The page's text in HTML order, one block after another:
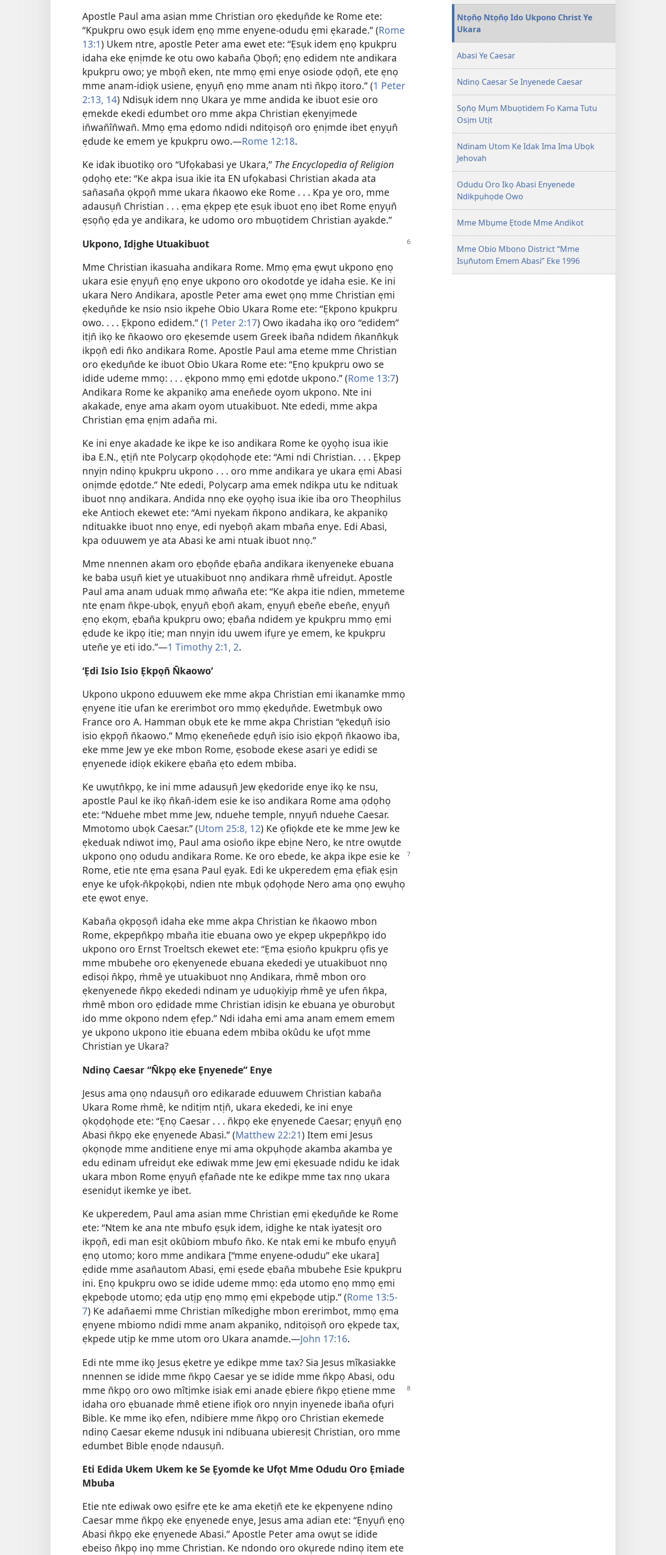
Apostle Paul ama asian mme Christian oro ẹkedụn̄de ke Rome ete:
“Kpukpru owo ẹsụk idem ẹnọ mme enyene-odudu ẹmi ẹkarade.” (Rome
13:1) Ukem ntre, apostle Peter ama ewet ete: “Ẹsụk idem ẹnọ kpukpru
idaha eke ẹnịmde ke otu owo kaban̄a Ọbọn̄; ẹnọ edidem nte andikara
kpukpru owo; ye mbọn̄ eken, nte mmọ ẹmi enye osiode ọdọn̄, ete ẹnọ
mme anam-idiọk usiene, ẹnyụn̄ ẹnọ mme anam nti n̄kpọ itoro.” (1 Peter
2:13, 14) Ndisụk idem nnọ Ukara ye mme andida ke ibuot esie oro
ẹmekde ekedi edumbet oro mme akpa Christian ẹkenyịmede
in̄wan̄în̄wan̄. Mmọ ẹma ẹdomo ndidi nditọisọn̄ oro ẹnịmde ibet ẹnyụn̄
ẹdude ke emem ye kpukpru owo.—Rome 12:18.
Ke idak ibuotikọ oro “Ufọkabasi ye Ukara,” The Encyclopedia of Religion
ọdọhọ ete: “Ke akpa isua ikie ita EN ufọkabasi Christian akada ata
san̄asan̄a ọkpọn̄ mme ukara n̄kaowo eke Rome . . . Kpa ye oro, mme
adausụn̄ Christian . . . ẹma ẹkpep ẹte ẹsụk ibuot ẹnọ ibet Rome ẹnyụn̄
ẹsọn̄ọ ẹda ye andikara, ke udomo oro mbuọtidem Christian ayakde.”
Ukpono, Idịghe Utuakibuot
Mme Christian ikasuaha andikara Rome. Mmọ ẹma ẹwụt ukpono ẹnọ
ukara esie ẹnyụn̄ ẹnọ enye ukpono oro okodotde ye idaha esie. Ke ini
ukara Nero Andikara, apostle Peter ama ewet ọnọ mme Christian ẹmi
ẹkedụn̄de ke nsio nsio ikpehe Obio Ukara Rome ete: “Ẹkpono kpukpru
owo. . . . Ẹkpono edidem.” (1 Peter 2:17) Owo ikadaha ikọ oro “edidem”
itịn̄ ikọ ke n̄kaowo oro ẹkesemde usem Greek iban̄a ndidem n̄kann̄kụk
ikpọn̄ edi n̄ko andikara Rome. Apostle Paul ama eteme mme Christian
oro ẹkedụn̄de ke ibuot Obio Ukara Rome ete: “Ẹnọ kpukpru owo se
idide udeme mmọ: . . . ẹkpono mmọ ẹmi ẹdotde ukpono.” (Rome 13:7)
Andikara Rome ke akpanikọ ama enen̄ede oyom ukpono. Nte ini
akakade, enye ama akam oyom utuakibuot. Nte ededi, mme akpa
Christian ẹma ẹnịm adan̄a mi.
Ke ini enye akadade ke ikpe ke iso andikara Rome ke ọyọhọ isua ikie
iba E.N., ẹtịn̄ nte Polycarp ọkọdọhọde ete: “Ami ndi Christian. . . . Ẹkpep
nnyịn ndinọ kpukpru ukpono . . . oro mme andikara ye ukara ẹmi Abasi
onịmde ẹdotde.” Nte ededi, Polycarp ama emek ndikpa utu ke ndituak
ibuot nnọ andikara. Andida nnọ eke ọyọhọ isua ikie iba oro Theophilus
eke Antioch ekewet ete: “Ami nyekam n̄kpono andikara, ke akpanikọ
ndituakke ibuot nnọ enye, edi nyebọn̄ akam mban̄a enye. Edi Abasi,
kpa oduuwem ye ata Abasi ke ami ntuak ibuot nnọ.”
Mme nnennen akam oro ẹbọn̄de ẹban̄a andikara ikenyeneke ebuana
ke baba usụn̄ kiet ye utuakibuot nnọ andikara m̀mê ufreidụt. Apostle
Paul ama anam uduak mmọ an̄wan̄a ete: “Ke akpa itie ndien, mmeteme
nte ẹnam n̄kpe-ubọk, ẹnyụn̄ ẹbọn̄ akam, ẹnyụn̄ ẹben̄e eben̄e, ẹnyụn̄
ẹnọ ekọm, ẹban̄a kpukpru owo; ẹban̄a ndidem ye kpukpru mmọ ẹmi
ẹdude ke ikpọ itie; man nnyịn idu uwem ifụre ye emem, ke kpukpru
uten̄e ye eti ido.”—1 Timothy 2:1, 2.
‘Ẹdi Isio Isio Ẹkpọn̄ N̄kaowo’
Ukpono ukpono eduuwem eke mme akpa Christian emi ikanamke mmọ
ẹnyene itie ufan ke ererimbot oro mmọ ẹkedụn̄de. Ewetmbụk owo
France oro A. Hamman obụk ete ke mme akpa Christian “ẹkedụn̄ isio
isio ẹkpọn̄ n̄kaowo.” Mmọ ẹkenen̄ede ẹdụn̄ isio isio ẹkpọn̄ n̄kaowo iba,
eke mme Jew ye eke mbon Rome, ẹsobode ekese asari ye edidi se
ẹnyenede idiọk ekikere ẹban̄a ẹto edem mbiba.
Ke uwụtn̄kpọ, ke ini mme adausụn̄ Jew ẹkedoride enye ikọ ke nsu,
apostle Paul ke ikọ n̄kan̄-idem esie ke iso andikara Rome ama ọdọhọ
ete: “Nduehe mbet mme Jew, nduehe temple, nnyụn̄ nduehe Caesar.
Mmotomo ubọk Caesar.” (Utom 25:8, 12) Ke ọfiọkde ete ke mme Jew ke
ẹkeduak ndiwot imọ, Paul ama osion̄o ikpe ebịne Nero, ke ntre owụtde
ukpono ọnọ odudu andikara Rome. Ke oro ebede, ke akpa ikpe esie ke
Rome, etie nte ẹma ẹsana Paul ẹyak. Edi ke ukperedem ẹma ẹfiak ẹsịn
enye ke ufọk-n̄kpọkọbi, ndien nte mbụk ọdọhọde Nero ama ọnọ ewụhọ
ete ẹwot enye.
Kaban̄a ọkpọsọn̄ idaha eke mme akpa Christian ke n̄kaowo mbon
Rome, ekpepn̄kpọ mban̄a itie ebuana owo ye ekpep ukpepn̄kpọ ido
ukpono oro Ernst Troeltsch ekewet ete: “Ẹma ẹsion̄o kpukpru ọfis ye
mme mbubehe oro ẹkenyenede ebuana ekededi ye utuakibuot nnọ
edisọi n̄kpọ, m̀mê ye utuakibuot nnọ Andikara, m̀mê mbon oro
ẹkenyenede n̄kpọ ekededi ndinam ye uduọkiyịp m̀mê ye ufen n̄kpa,
m̀mê mbon oro ẹdidade mme Christian idisịn ke ebuana ye oburobụt
ido mme okpono ndem ẹfep.” Ndi idaha emi ama anam emem emem
ye ukpono ukpono itie ebuana edem mbiba okûdu ke ufọt mme
Christian ye Ukara?
Ndinọ Caesar “N̄kpọ eke Ẹnyenede” Enye
Jesus ama ọnọ ndausụn̄ oro edikarade eduuwem Christian kaban̄a
Ukara Rome m̀mê, ke nditịm ntịn̄, ukara ekededi, ke ini enye
ọkọdọhọde ete: “Ẹnọ Caesar . . . n̄kpọ eke ẹnyenede Caesar; ẹnyụn̄ ẹnọ
Abasi n̄kpọ eke ẹnyenede Abasi.” (Matthew 22:21) Item emi Jesus
ọkọnọde mme anditiene enye mi ama okpụhọde akamba akamba ye
edu edinam ufreidụt eke ediwak mme Jew ẹmi ẹkesuade ndidu ke idak
ukara mbon Rome ẹnyụn̄ ẹfan̄ade nte ke edikpe mme tax nnọ ukara
esenidụt ikemke ye ibet.
Ke ukperedem, Paul ama asian mme Christian ẹmi ẹkedụn̄de ke Rome
ete: “Ntem ke ana nte mbufo ẹsụk idem, idịghe ke ntak iyatesịt oro
ikpọn̄, edi man esịt okûbiom mbufo n̄ko. Ke ntak emi ke mbufo ẹnyụn̄
ẹnọ utomo; koro mme andikara [“mme enyene-odudu” eke ukara]
ẹdide mme asan̄autom Abasi, ẹmi ẹsede ẹban̄a mbubehe Esie kpukpru
ini. Ẹnọ kpukpru owo se idide udeme mmọ: ẹda utomo ẹnọ mmọ ẹmi
ẹkpebọde utomo; ẹda utịp ẹnọ mmọ ẹmi ẹkpebọde utịp.” (Rome 13:5-
7) Ke adan̄aemi mme Christian mîkedịghe mbon ererimbot, mmọ ẹma
ẹnyene mbiomo ndidi mme anam akpanikọ, nditọisọn̄ oro ẹkpede tax,
ẹkpede utịp ke mme utom oro Ukara anamde.—John 17:16.
Edi nte mme ikọ Jesus ẹketre ye edikpe mme tax? Sia Jesus mîkasiakke
nnennen se idide mme n̄kpọ Caesar ye se idide mme n̄kpọ Abasi, odu
mme n̄kpọ oro owo mîtịmke isiak emi anade ẹbiere n̄kpọ ẹtiene mme
idaha oro ẹbuanade m̀mê etiene ifiọk oro nnyịn inyenede iban̄a ofụri
Bible. Ke mme ikọ efen, ndibiere mme n̄kpọ oro Christian ekemede
ndinọ Caesar ekeme ndusụk ini ndibuana ubieresịt Christian, oro mme
edumbet Bible ẹnọde ndausụn̄.
Eti Edida Ukem Ukem ke Se Ẹyomde ke Ufọt Mme Odudu Oro Ẹmiade
Mbuba
Etie nte ediwak owo ẹsifre ẹte ke ama eketịn̄ ete ke ẹkpenyene ndinọ
Caesar mme n̄kpọ eke ẹnyenede enye, Jesus ama adian ete: “Ẹnyụn̄ ẹnọ
Abasi n̄kpọ eke ẹnyenede Abasi.” Apostle Peter ama owụt se idide
ebeiso n̄kpọ inọ mme Christian. Ke ndondo oro okụrede ndinọ item ete
May
1996
Ntọn̄ọ Ntọn̄ọ Ido Ukpono Christ Ye
Ukara
Abasi Ye Caesar
Ndinọ Caesar Se Inyenede Caesar
Sọn̄ọ Mụm Mbuọtidem Fo Kama Tutu
Osịm Utịt
Ndinam Utom Ke Idak Ima Ima Ubọk
Jehovah
Odudu Oro Ikọ Abasi Enyenede
Ndikpụhọde Owo
Mme Mbụme Ẹtode Mme Andikot
Mme Obio Mbono District “Mme
Isụn̄utom Emem Abasi” Eke 1996